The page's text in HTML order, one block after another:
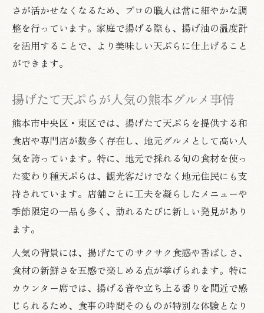
さが活かせなくなるため、プロの職人は常に細やかな調
整を行っています。家庭で揚げる際も、揚げ油の温度計
を活用することで、より美味しい天ぷらに仕上げること
ができます。
揚げたて天ぷらが人気の熊本グルメ事情
熊本市中央区・東区では、揚げたて天ぷらを提供する和
食店や専門店が数多く存在し、地元グルメとして高い人
気を誇っています。特に、地元で採れる旬の食材を使っ
た変わり種天ぷらは、観光客だけでなく地元住民にも支
持されています。店舗ごとに工夫を凝らしたメニューや
季節限定の一品も多く、訪れるたびに新しい発見があり
ます。
人気の背景には、揚げたてのサクサク食感や香ばしさ、
食材の新鮮さを五感で楽しめる点が挙げられます。特に
カウンター席では、揚げる音や立ち上る香りを間近で感
じられるため、食事の時間そのものが特別な体験となり